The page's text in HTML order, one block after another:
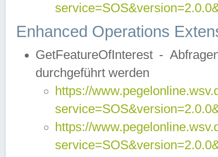
Enhanced Operations
GetFeatureOfInterest -
durchgeführt werden
https://
https://